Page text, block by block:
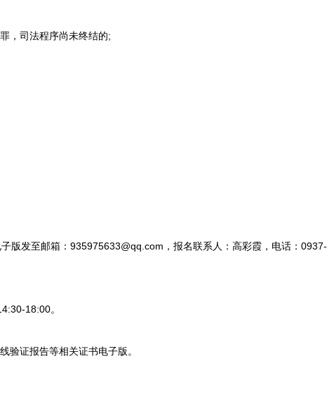
，司法程序尚未终结的;
发至邮箱：935975633@qq.com，报名联系人：高彩霞，电话：0937-
18:00。
证报告等相关证书电子版。